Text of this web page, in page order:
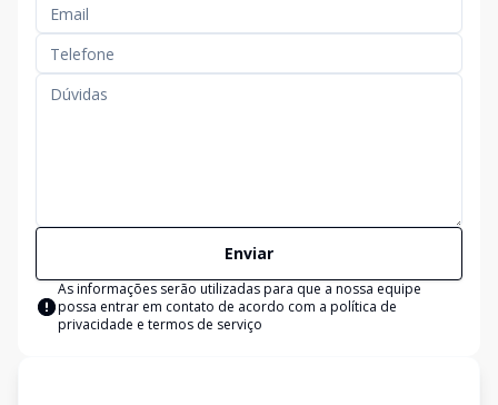
Enviar
As informações serão utilizadas para que a nossa equipe
possa entrar em contato de acordo com a política de
privacidade e termos de serviço